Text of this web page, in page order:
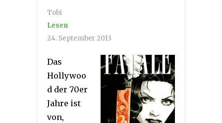
Tobi
Lesen
24. September 2013
Das
Hollywoo
d der 70er
Jahre ist
von,